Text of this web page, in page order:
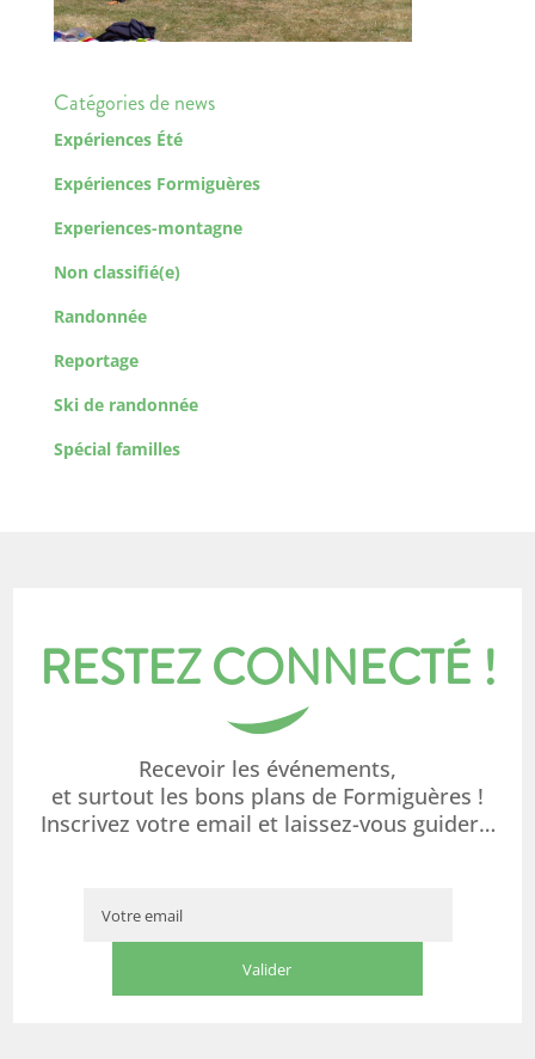
Catégories de news
Expériences Été
Expériences Formiguères
Experiences-montagne
Non classifié(e)
Randonnée
Reportage
Ski de randonnée
Spécial familles
RESTEZ CONNECTÉ !
Recevoir les événements,
et surtout les bons plans de Formiguères !
Inscrivez votre email et laissez-vous guider…